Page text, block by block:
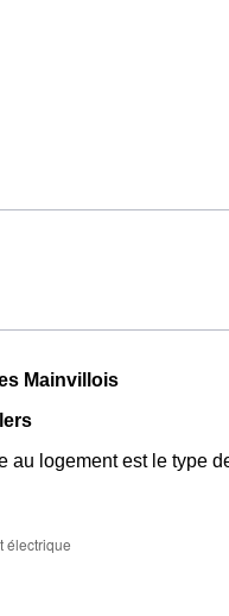
Mainvillois
logement est le type